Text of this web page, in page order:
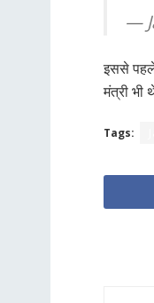
—
इससे पहले
मंत्री भी
Tags: